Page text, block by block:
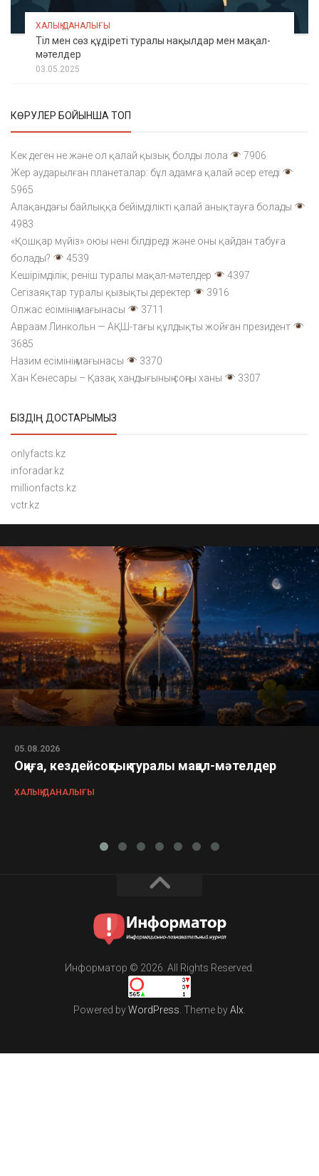
ХАЛЫҚ ДАНАЛЫҒЫ
Тіл мен сөз құдіреті туралы нақылдар мен мақал-
мәтелдер
03.05.2025
КӨРУЛЕР БОЙЫНША ТОП
Кек деген не және ол қалай қызық болды лола
7906
Жер аударылған планеталар: бұл адамға қалай әсер етеді
5965
Алақандағы байлыққа бейімділікті қалай анықтауға болады
4983
«Қошқар мүйіз» оюы нені білдіреді және оны қайдан табуға
болады?
4539
Кешірімділік, реніш туралы мақал-мәтелдер
4397
Сегізаяқтар туралы қызықты деректер
3916
Олжас есімінің мағынасы
3711
Авраам Линкольн — АҚШ-тағы құлдықты жойған президент
3685
Назим есімінің мағынасы
3370
Хан Кенесары – Қазақ хандығының соңғы ханы
3307
БІЗДІҢ ДОСТАРЫМЫЗ
onlyfacts.kz
inforadar.kz
millionfacts.kz
vctr.kz
05.08.2026
Оқиға, кездейсоқтық туралы мақал-мәтелдер
ХАЛЫҚ ДАНАЛЫҒЫ
Информатор © 2026. All Rights Reserved.
Powered byWordPress. Theme byAlx.